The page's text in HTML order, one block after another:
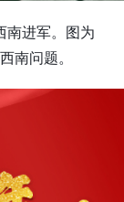
南进军。图为
南问题。